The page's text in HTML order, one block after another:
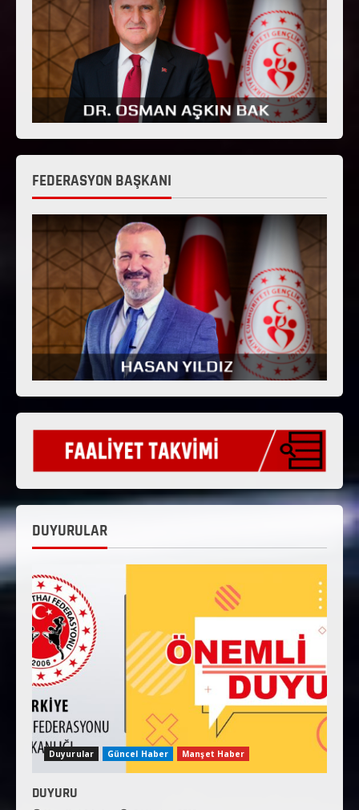
FEDERASYON BAŞKANI
DUYURULAR
Duyurular Güncel Haber Manşet Haber
DUYURU